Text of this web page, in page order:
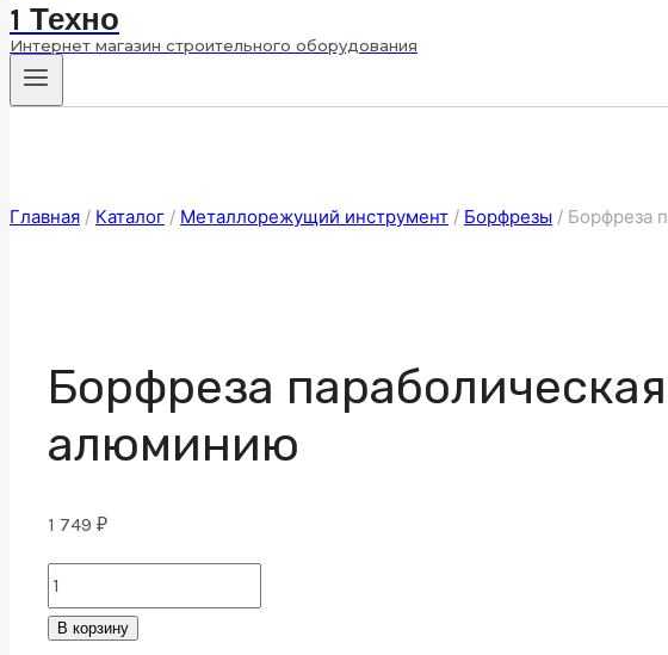
1 Техно
Интернет магазин строительного оборудования
Главная / Каталог / Металлорежущий инструмент / Борфрезы / Борфреза
Борфреза
алюминию
1 749 ₽
Борфреза
параболическая
В корзину